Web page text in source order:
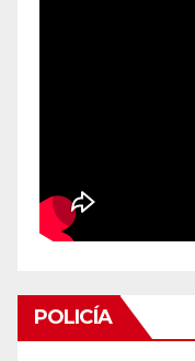
POLICÍA